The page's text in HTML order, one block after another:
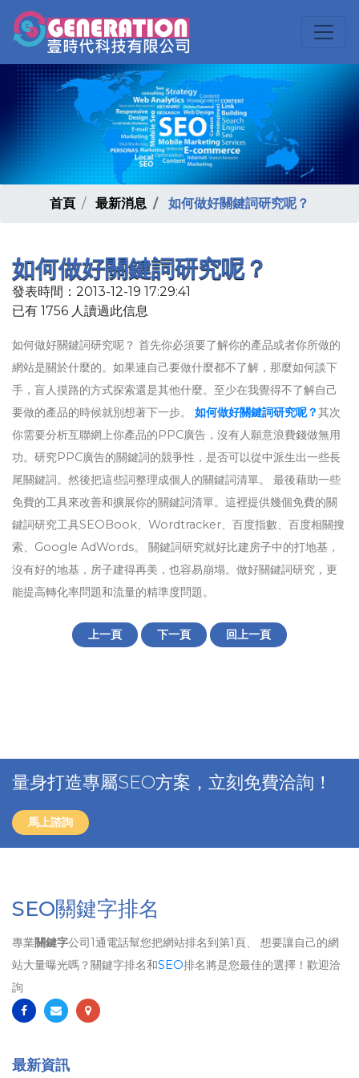
首頁 最新消息 如何做好關鍵詞研究呢？
如何做好關鍵詞研究呢？
發表時間：2013-12-19 17:29:41
已有 1756 人讀過此信息
如何做好關鍵詞研究呢？ 首先你必須要了解你的產品或者你所做的
網站是關於什麼的。如果連自己要做什麼都不了解，那麼如何談下
手，盲人摸路的方式探索還是其他什麼。至少在我覺得不了解自己
要做的產品的時候就別想著下一步。 如何做好關鍵詞研究呢？其次
你需要分析互聯網上你產品的PPC廣告，沒有人願意浪費錢做無用
功。研究PPC廣告的關鍵詞的競爭性，是否可以從中派生出一些長
尾關鍵詞。然後把這些詞整理成個人的關鍵詞清單。 最後藉助一些
免費的工具來改善和擴展你的關鍵詞清單。這裡提供幾個免費的關
鍵詞研究工具SEOBook、Wordtracker、百度指數、百度相關搜
索、Google AdWords。 關鍵詞研究就好比建房子中的打地基，
沒有好的地基，房子建得再美，也容易崩塌。做好關鍵詞研究，更
能提高轉化率問題和流量的精準度問題。
上一頁 下一頁 回上一頁
量身打造專屬SEO方案，立刻免費洽詢！
馬上諮詢
SEO關鍵字排名
專業關鍵字公司1通電話幫您把網站排名到第1頁、 想要讓自己的網
站大量曝光嗎？關鍵字排名和SEO排名將是您最佳的選擇！歡迎洽
詢
最新資訊